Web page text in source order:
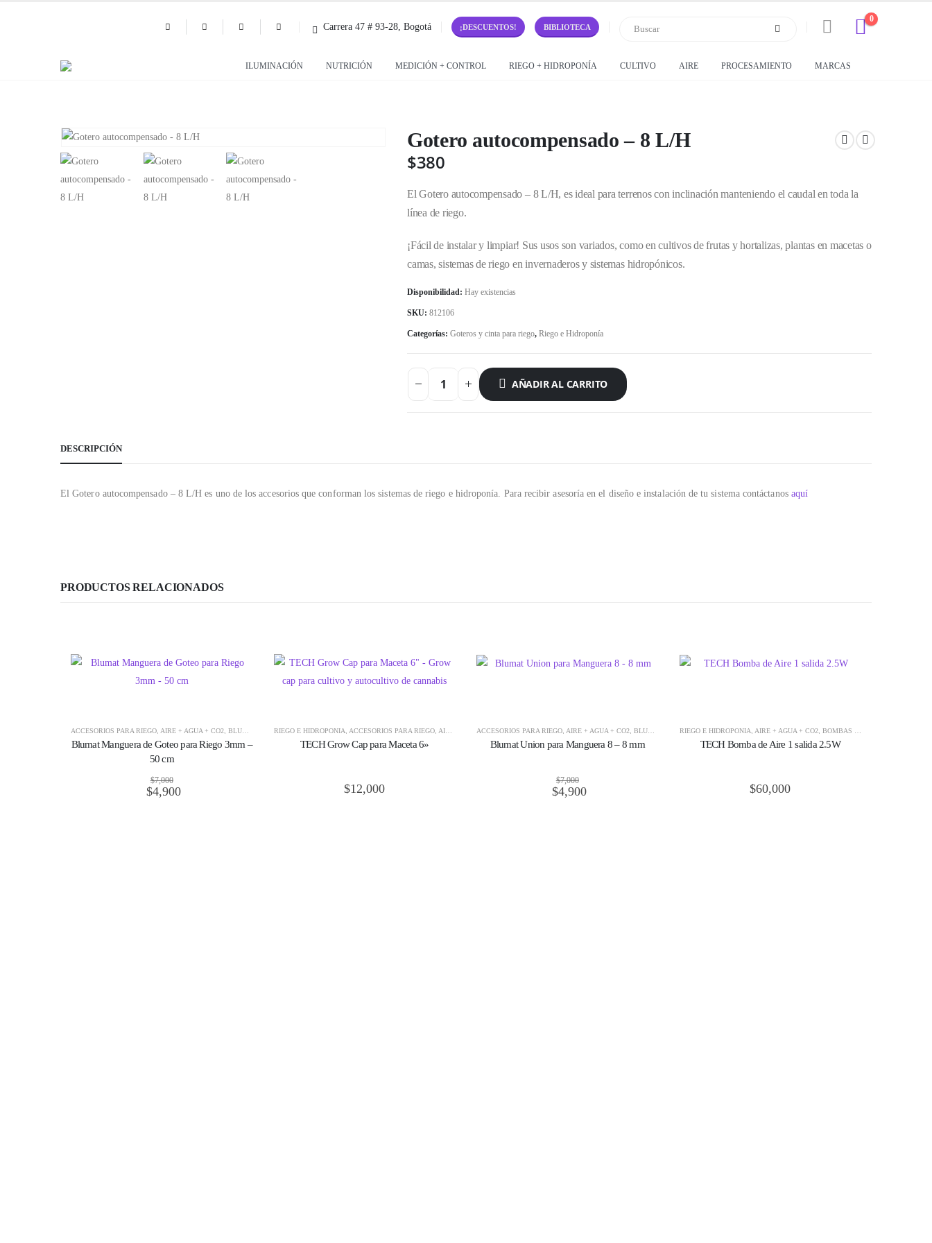
Carrera 47 # 93-28, Bogotá ¡DESCUENTOS! BIBLIOTECA
0
ILUMINACIÓN NUTRICIÓN MEDICIÓN + CONTROL RIEGO + HIDROPONÍA CULTIVO AIRE PROCESAMIENTO MARCAS
Gotero autocompensado – 8 L/H
$380
El Gotero autocompensado – 8 L/H, es ideal para terrenos con inclinación manteniendo el caudal en toda la
línea de riego.
¡Fácil de instalar y limpiar! Sus usos son variados, como en cultivos de frutas y hortalizas, plantas en macetas o
camas, sistemas de riego en invernaderos y sistemas hidropónicos.
Disponibilidad: Hay existencias
SKU: 812106
Categorías: Goteros y cinta para riego, Riego e Hidroponía
AÑADIR AL CARRITO
DESCRIPCIÓN
El Gotero autocompensado – 8 L/H es uno de los accesorios que conforman los sistemas de riego e hidroponía. Para recibir asesoría en el diseño e instalación de tu sistema contáctanos aquí
PRODUCTOS RELACIONADOS
ACCESORIOS PARA RIEGO AIRE + AGUA + CO2 BLUMAT RIEGO AUTOMÁTICO BLUMAT,RIEGO E HIDROPONÍA
Blumat Manguera de Goteo para Riego 3mm –
50 cm
$7,000
$4,900
RIEGO E HIDROPONÍA ACCESORIOS PARA RIEGO, AIRE + AGUA + CO2 ,CULTIVO,GOTEROS Y CINTA PARA RIEGO,TECH
TECH Grow Cap para Maceta 6»
$12,000
ACCESORIOS PARA RIEGO AIRE + AGUA + CO2 BLUMAT RIEGO AUTOMÁTICO BLUMAT,RIEGO E HIDROPONÍA
Blumat Union para Manguera 8 – 8 mm
$7,000
$4,900
RIEGO E HIDROPONÍA AIRE + AGUA + CO2, BOMBAS DE AIRE
TECH Bomba de Aire 1 salida 2.5W
$60,000